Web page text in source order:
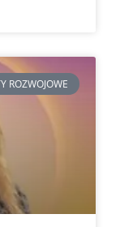
ROZWOJOWE